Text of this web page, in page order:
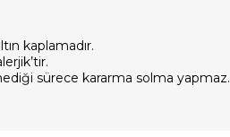
kaplamadır.
sürece kararma solma yapmaz.